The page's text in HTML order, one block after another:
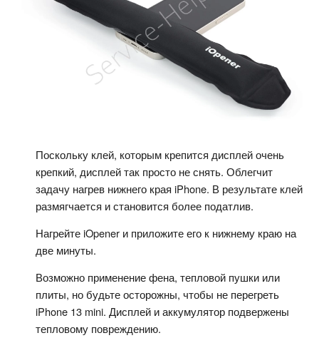
Поскольку клей, которым крепится дисплей очень
крепкий, дисплей так просто не снять. Облегчит
задачу нагрев нижнего края iPhone. В результате клей
размягчается и становится более податлив.
Нагрейте iOpener и приложите его к нижнему краю на
две минуты.
Возможно применение фена, тепловой пушки или
плиты, но будьте осторожны, чтобы не перегреть
iPhone 13 mini. Дисплей и аккумулятор подвержены
тепловому повреждению.